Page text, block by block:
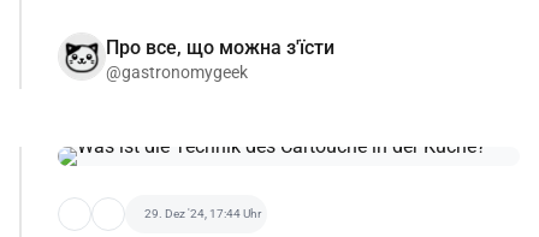
Про все, що можна з'їсти
@gastronomygeek
29. Dez '24, 17:44 Uhr